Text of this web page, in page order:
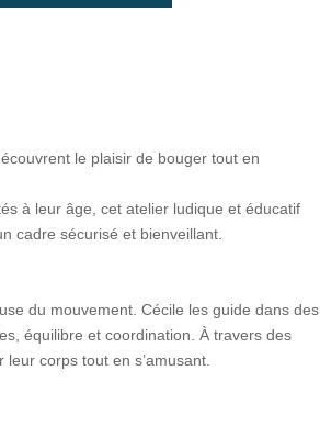
le plaisir de bouger tout en
à leur âge, cet atelier ludique et éducatif
cadre sécurisé et bienveillant.
du mouvement. Cécile les guide dans des
équilibre et coordination. À travers des
corps tout en s’amusant.